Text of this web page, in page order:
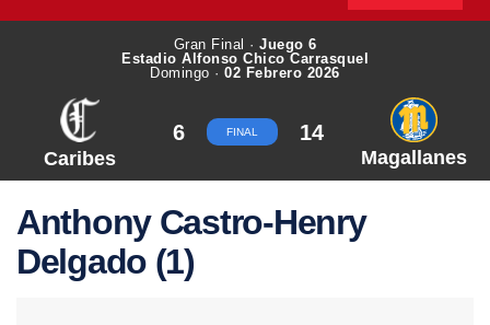
Gran Final · Juego 6
Estadio Alfonso Chico Carrasquel
Domingo ·02 Febrero 2026
Caribes
6 FINAL 14
Magallanes
Anthony Castro-Henry
Delgado (1)